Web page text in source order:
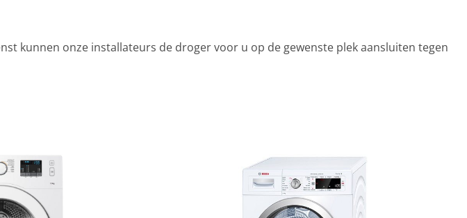
kunnen onze installateurs de droger voor u op de gewenste plek aansluiten tegen